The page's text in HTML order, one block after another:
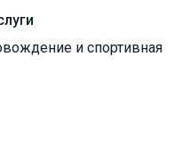
и спортивная